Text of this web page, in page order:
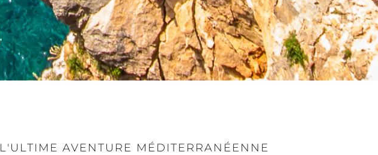
L'ULTIME AVENTURE MÉDITERRANÉENNE